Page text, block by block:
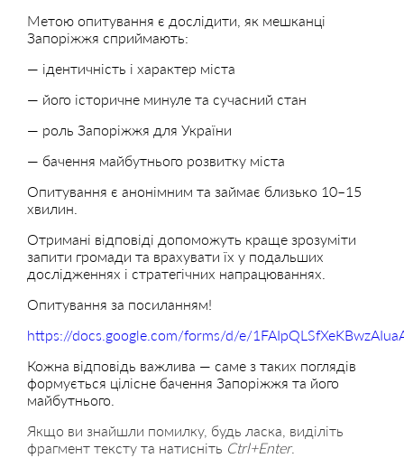
Метою опитування є дослідити, як мешканці
Запоріжжя сприймають:
— ідентичність і характер міста
— його історичне минуле та сучасний стан
— роль Запоріжжя для України
— бачення майбутнього розвитку міста
Опитування є анонімним та займає близько 10–15
хвилин.
Отримані відповіді допоможуть краще зрозуміти
запити громади та врахувати їх у подальших
дослідженнях і стратегічних напрацюваннях.
Опитування за посиланням!
https://docs.google.com/forms/d/e/
Кожна відповідь важлива — саме з таких поглядів
формується цілісне бачення Запоріжжя та його
майбутнього.
Якщо ви знайшли помилку, будь ласка, виділіть
фрагмент тексту та натисніть Ctrl+Enter.